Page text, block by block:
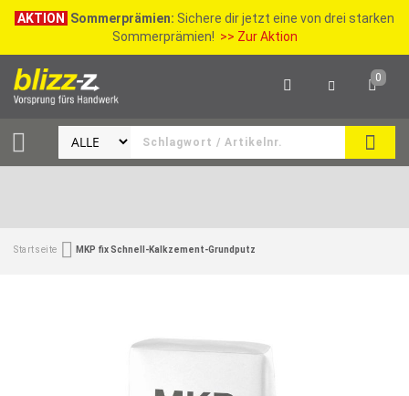
AKTION Sommerprämien: Sichere dir jetzt eine von drei starken
Sommerprämien! >> Zur Aktion
0
Startseite MKP fix Schnell-Kalkzement-Grundputz